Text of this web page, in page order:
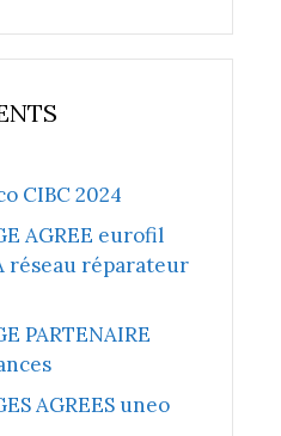
CIBC 2024
AGREE eurofil
réseau réparateur
PARTENAIRE
AGREES uneo